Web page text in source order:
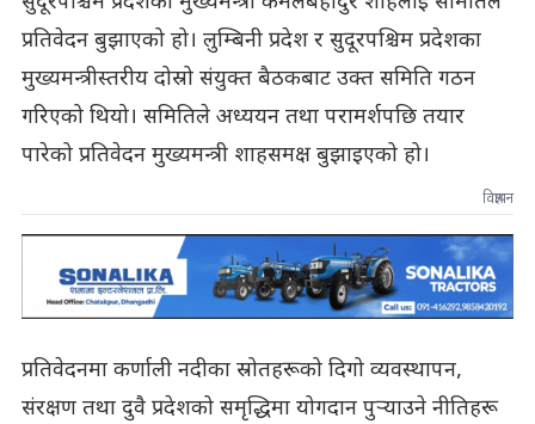
प्रतिवेदन बुझाएको हो। लुम्बिनी प्रदेश र सुदूरपश्चिम प्रदेशका
मुख्यमन्त्रीस्तरीय दोस्रो संयुक्त बैठकबाट उक्त समिति गठन
गरिएको थियो। समितिले अध्ययन तथा परामर्शपछि तयार
पारेको प्रतिवेदन मुख्यमन्त्री शाहसमक्ष बुझाइएको हो।
विज्ञापन
प्रतिवेदनमा कर्णाली नदीका स्रोतहरूको दिगो व्यवस्थापन,
संरक्षण तथा दुवै प्रदेशको समृद्धिमा योगदान पुर्‍याउने नीतिहरू